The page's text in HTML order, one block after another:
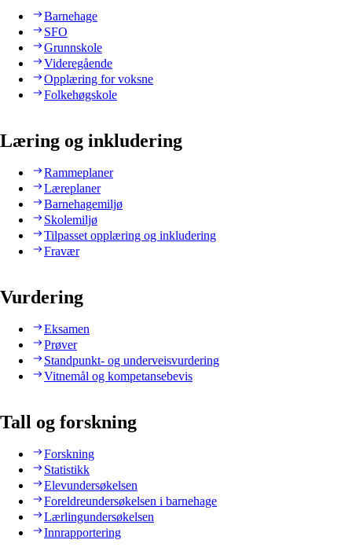
Barnehage
SFO
Grunnskole
Videregående
Opplæring for voksne
Folkehøgskole
Læring og inkludering
Rammeplaner
Læreplaner
Barnehagemiljø
Skolemiljø
Tilpasset opplæring og inkludering
Fravær
Vurdering
Eksamen
Prøver
Standpunkt- og underveisvurdering
Vitnemål og kompetansebevis
Tall og forskning
Forskning
Statistikk
Elevundersøkelsen
Foreldreundersøkelsen i barnehage
Lærlingundersøkelsen
Innrapportering